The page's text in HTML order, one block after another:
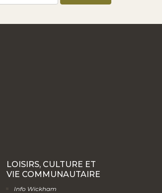
LOISIRS, CULTURE ET
VIE COMMUNAUTAIRE
Info Wickham